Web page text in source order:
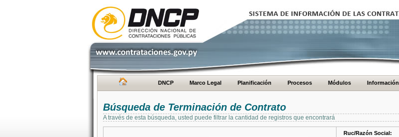
DNCP Marco Legal Planificación Procesos Módulos Información
Búsqueda de Terminación de Contrato
A través de esta búsqueda, usted puede filtrar la cantidad de registros que encontrará
Ruc/Razón Social: